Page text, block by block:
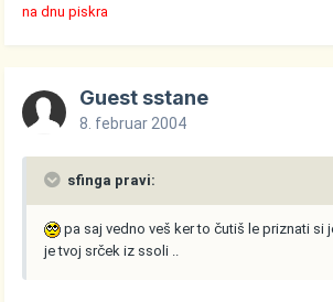
na dnu piskra
Guest sstane
8. februar 2004
sfinga pravi:
pa saj vedno veš ker to čutiš le priznati si
je tvoj srček iz ssoli ..